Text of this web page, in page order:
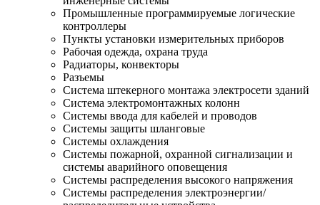
Промышленные программируемые логические
контроллеры
Пункты установки измерительных приборов
Рабочая одежда, охрана труда
Радиаторы, конвекторы
Разъемы
Система штекерного монтажа электросети зданий
Система электромонтажных колонн
Системы ввода для кабелей и проводов
Системы защиты шланговые
Системы охлаждения
Системы пожарной, охранной сигнализации и
системы аварийного оповещения
Системы распределения высокого напряжения
Системы распределения электроэнергии/